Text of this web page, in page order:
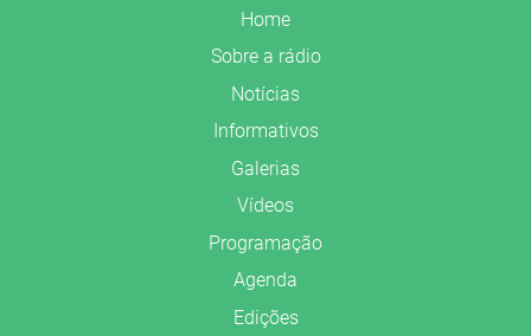
Home
Sobre a rádio
Notícias
Informativos
Galerias
Vídeos
Programação
Agenda
Edições